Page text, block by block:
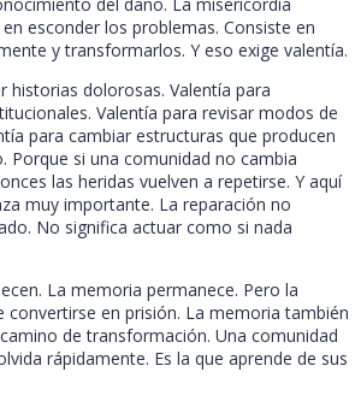
esconder los problemas. Consiste en
y transformarlos. Y eso exige valentía.
historias dolorosas. Valentía para
Valentía para revisar modos de
para cambiar estructuras que producen
Porque si una comunidad no cambia
las heridas vuelven a repetirse. Y aquí
muy importante. La reparación no
No significa actuar como si nada
La memoria permanece. Pero la
convertirse en prisión. La memoria también
de transformación. Una comunidad
rápidamente. Es la que aprende de sus